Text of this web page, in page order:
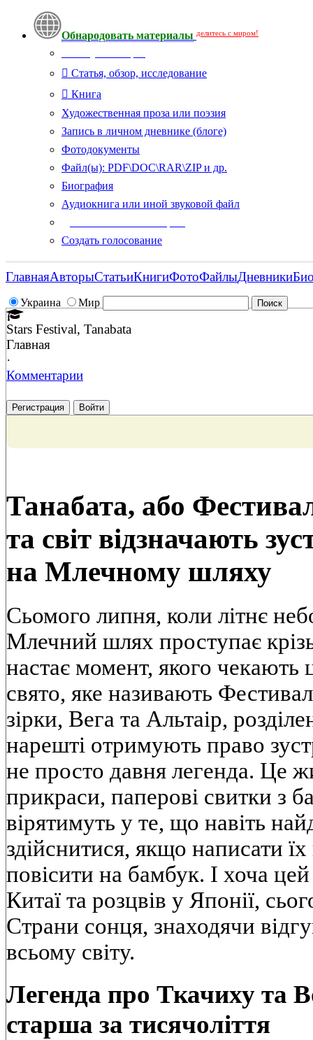
Обнародовать материалы делитесь с миром!
Статья, обзор, исследование
Книга
Художественная проза или поэзия
Запись в личном дневнике (блоге)
Фотодокументы
Файл(ы): PDF\DOC\RAR\ZIP и др.
Биография
Аудиокнига или иной звуковой файл
Создать голосование
Украина Мир
ГлавнаяАвторыСтатьиКнигиФотоФайлыДневники
Stars Festival, Tanabata
Главная
·
Комментарии
Регистрация Войти
Танабата, або
та світ відзначають
на Млечному шляху
Сьомого липня, коли літнє
Млечний шлях проступає
настає момент, якого
свято, яке називають
зірки, Вега та Альтаір,
нарешті отримують право
не просто давня легенда. Це
прикраси, паперові свитки з
вірятимуть у те, що навіть
здійснитися, якщо написати їх
повісити на бамбук. І хоча
Китаї та розцвів у Японії,
Страни сонця, знаходячи
всьому світу.
Легенда про Ткачиху та
старша за тисячоліття